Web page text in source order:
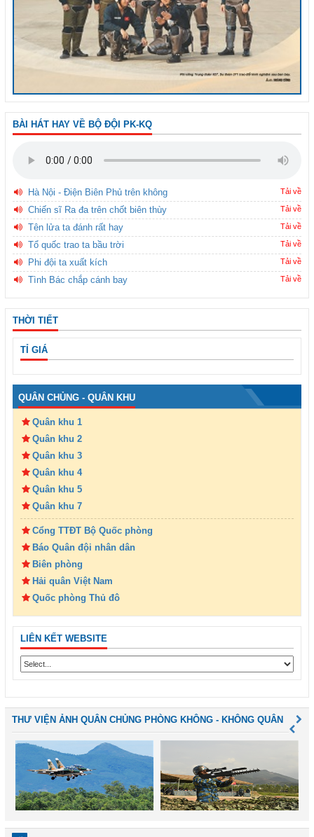
BÀI HÁT HAY VỀ BỘ ĐỘI PK-KQ
Hà Nội - Điện Biên Phủ trên không Tải về
Chiến sĩ Ra đa trên chốt biên thùy Tải về
Tên lửa ta đánh rất hay Tải về
Tổ quốc trao ta bầu trời Tải về
Phi đội ta xuất kích Tải về
Tình Bác chắp cánh bay Tải về
THỜI TIẾT
TỈ GIÁ
QUÂN CHỦNG - QUÂN KHU
Quân khu 1
Quân khu 2
Quân khu 3
Quân khu 4
Quân khu 5
Quân khu 7
Cổng TTĐT Bộ Quốc phòng
Báo Quân đội nhân dân
Biên phòng
Hải quân Việt Nam
Quốc phòng Thủ đô
LIÊN KẾT WEBSITE
THƯ VIỆN ẢNH QUÂN CHỦNG PHÒNG KHÔNG - KHÔNG QUÂN